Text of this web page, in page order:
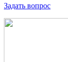
Задать вопрос